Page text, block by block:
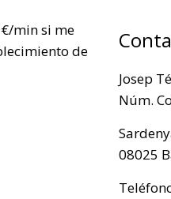
min si me
de
Josep
Núm.
08025